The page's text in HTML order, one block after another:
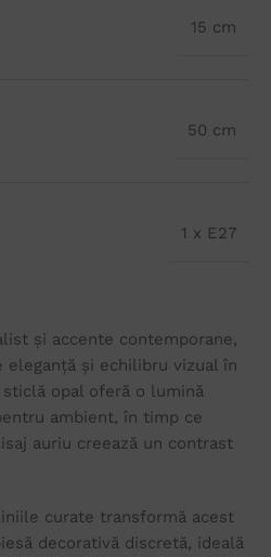
15 cm
50 cm
1 x E27
și accente contemporane,
eleganță și echilibru vizual în
opal oferă o lumină
ambient, în timp ce
auriu creează un contrast
curate transformă acest
decorativă discretă, ideală